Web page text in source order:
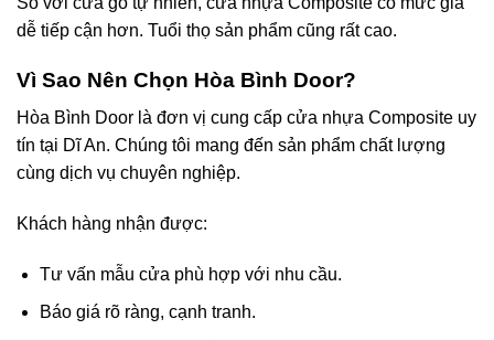
dễ tiếp cận hơn. Tuổi thọ sản phẩm cũng rất cao.
Vì Sao Nên Chọn Hòa Bình Door?
Hòa Bình Door là đơn vị cung cấp cửa nhựa Composite uy
tín tại Dĩ An. Chúng tôi mang đến sản phẩm chất lượng
cùng dịch vụ chuyên nghiệp.
Khách hàng nhận được:
Tư vấn mẫu cửa phù hợp với nhu cầu.
Báo giá rõ ràng, cạnh tranh.